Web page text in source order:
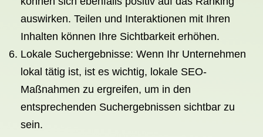
auswirken. Teilen und Interaktionen mit Ihren
Inhalten können Ihre Sichtbarkeit erhöhen.
Lokale Suchergebnisse: Wenn Ihr Unternehmen
lokal tätig ist, ist es wichtig, lokale SEO-
Maßnahmen zu ergreifen, um in den
entsprechenden Suchergebnissen sichtbar zu
sein.